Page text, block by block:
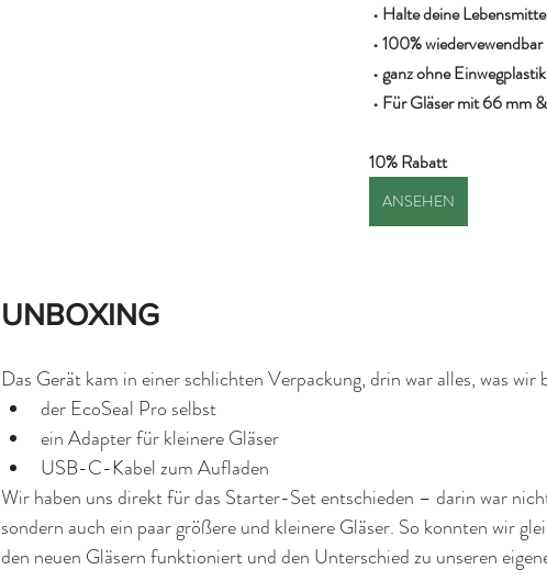
• Halte deine
• 100% wiedervewendbar
• ganz ohne Einwegplastik
• Für Gläser mit 66 mm
10% Rabatt
ANSEHEN
UNBOXING
Das Gerät kam in einer schlichten Verpackung, drin war alles, was wir
der EcoSeal Pro selbst
ein Adapter für kleinere Gläser
USB-C-Kabel zum Aufladen
Wir haben uns direkt für das Starter-Set entschieden – darin war
sondern auch ein paar größere und kleinere Gläser. So konnten wir
den neuen Gläsern funktioniert und den Unterschied zu unseren